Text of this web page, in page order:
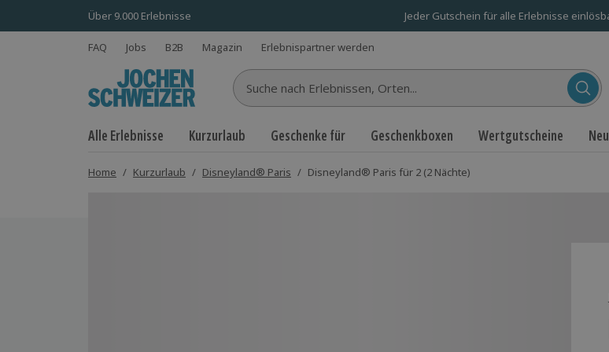
Über 9.000 Erlebnisse Jeder Gutschein für alle Erlebnisse
FAQ Jobs B2B Magazin Erlebnispartner werden
Suche nach Erlebnissen...
Alle Erlebnisse Kurzurlaub Geschenke für Geschenkboxen Wertgutscheine Neu
Home / Kurzurlaub / Disneyland® Paris / Disneyland® Paris für 2 (2 Nächte)